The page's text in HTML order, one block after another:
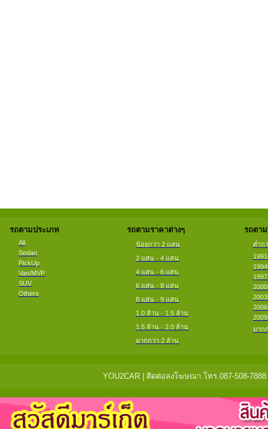
รถตามประเภท
All
Sedan
PickUp
Van/MVP
SUV
Others
รถตามราคาต่างๆ
น้อยกว่า 2 แสน
2 แสน - 4 แสน
4 แสน - 6 แสน
6 แสน - 8 แสน
8 แสน - 9 แสน
1.0 ล้าน - 1.5 ล้าน
1.5 ล้าน - 2.0 ล้าน
มากกว่า 2 ล้าน
รถตา
ต่ำก
มาก
YOU2CAR | ติดต่อลงโฆษณา โทร.087-508-